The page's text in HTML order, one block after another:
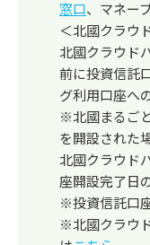
窓口、マネー
＜北國クラウ
北國クラウド
前に投資信託
グ利用口座へ
※北國まるご
を開設された
北國クラウド
座開設完了日
※投資信託口
※北國クラウ